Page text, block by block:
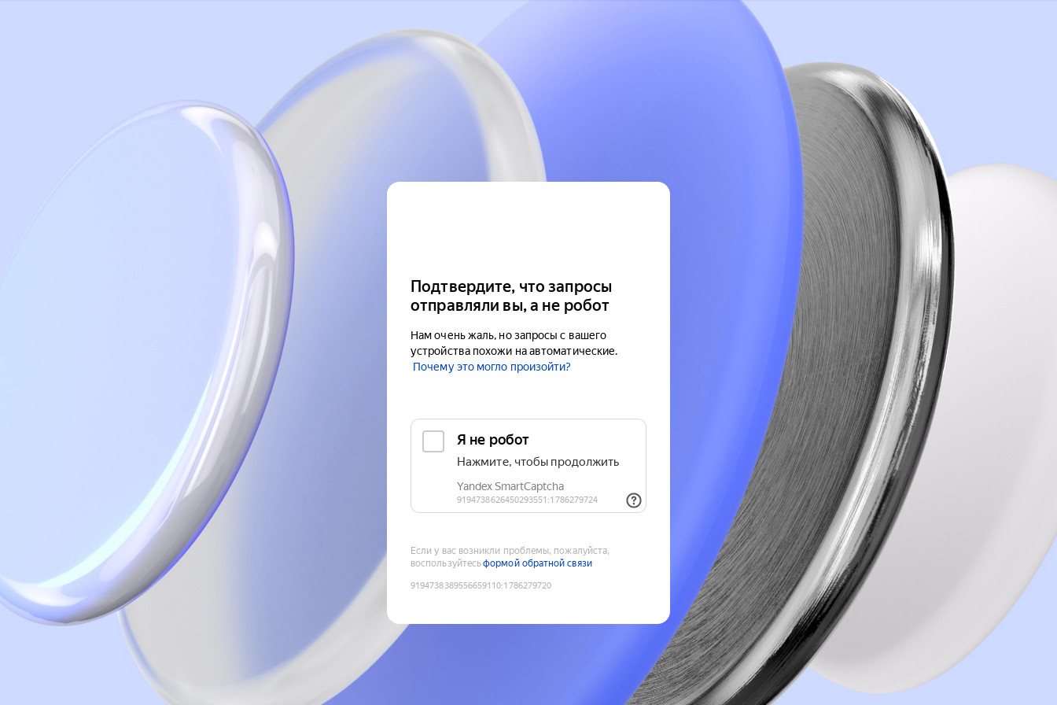
Подтвердите, что запросы
отправляли вы, а не робот
Нам очень жаль, но запросы с вашего
устройства похожи на автоматические.
Почему это могло произойти?
Если у вас возникли проблемы, пожалуйста,
воспользуйтесьформой обратной связи
9194738389556659110:1786279720